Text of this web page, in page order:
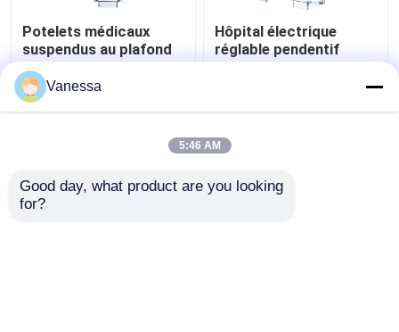
Potelets médicaux
suspendus au plafond
AMBER à fonctions
intégrées et flexibles
meilleur prix
Hôpital électrique
réglable pendentif
médical Boom
meilleur prix
Vanessa
5:46 AM
Good day, what product are you looking
for?